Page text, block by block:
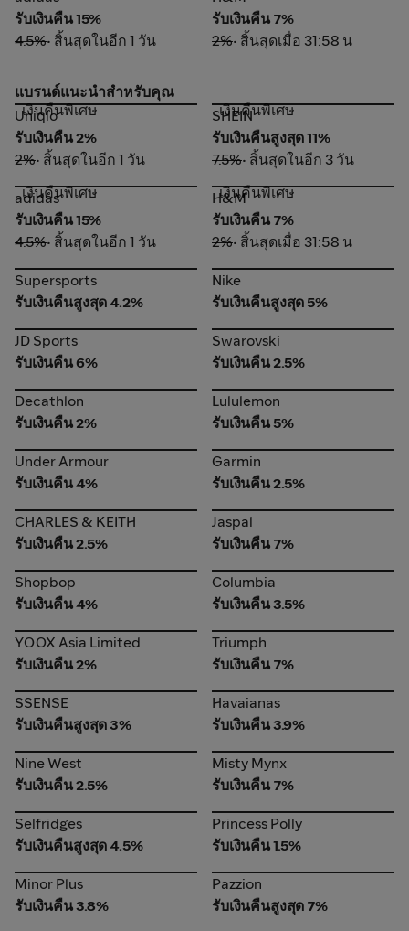
รับเงินคืน 15%
4.5%• สิ้นสุดในอีก 1 วัน
รับเงินคืน 7%
2%• สิ้นสุดเมื่อ 31:58 น
แบรนด์แนะนำสำหรับคุณ
Uniqlo
เงินคืนพิเศษ
Uniqlo
รับเงินคืน 2%
2%• สิ้นสุดในอีก 1 วัน
SHEIN
เงินคืนพิเศษ
SHEIN
รับเงินคืนสูงสุด 11%
7.5%• สิ้นสุดในอีก 3 วัน
adidas
เงินคืนพิเศษ
adidas
รับเงินคืน 15%
4.5%• สิ้นสุดในอีก 1 วัน
H&M
เงินคืนพิเศษ
H&M
รับเงินคืน 7%
2%• สิ้นสุดเมื่อ 31:58 น
Supersports
Supersports
รับเงินคืนสูงสุด 4.2%
Nike
Nike
รับเงินคืนสูงสุด 5%
JD Sports
JD Sports
รับเงินคืน 6%
Swarovski
Swarovski
รับเงินคืน 2.5%
Decathlon
Decathlon
รับเงินคืน 2%
Lululemon
Lululemon
รับเงินคืน 5%
Under Armour
Under Armour
รับเงินคืน 4%
Garmin
Garmin
รับเงินคืน 2.5%
CHARLES & KEITH
CHARLES & KEITH
รับเงินคืน 2.5%
Jaspal
Jaspal
รับเงินคืน 7%
Shopbop
Shopbop
รับเงินคืน 4%
Columbia
Columbia
รับเงินคืน 3.5%
YOOX Asia Limited
YOOX Asia Limited
รับเงินคืน 2%
Triumph
Triumph
รับเงินคืน 7%
SSENSE
SSENSE
รับเงินคืนสูงสุด 3%
Havaianas
Havaianas
รับเงินคืน 3.9%
Nine West
Nine West
รับเงินคืน 2.5%
Misty Mynx
Misty Mynx
รับเงินคืน 7%
Selfridges
Selfridges
รับเงินคืนสูงสุด 4.5%
Princess Polly
Princess Polly
รับเงินคืน 1.5%
Minor Plus
Minor Plus
รับเงินคืน 3.8%
Pazzion
Pazzion
รับเงินคืนสูงสุด 7%